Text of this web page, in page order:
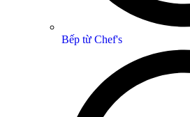
Bếp từ Chef's